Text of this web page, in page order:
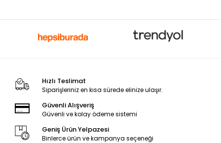
Hızlı Teslimat
Siparişleriniz en kısa sürede elinize ulaşır.
Güvenli Alışveriş
Güvenli ve kolay ödeme sistemi
Geniş Ürün Yelpazesi
Binlerce ürün ve kampanya seçeneği